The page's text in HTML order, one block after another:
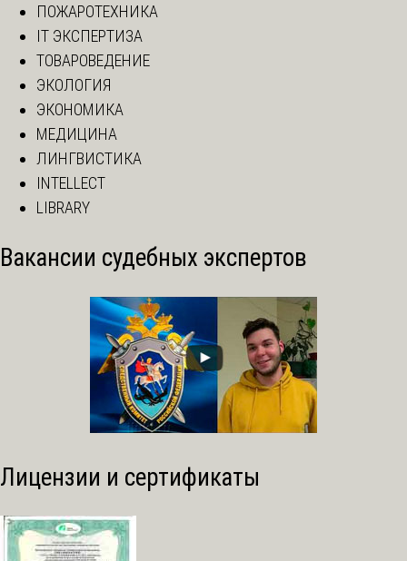
ПОЖАРОТЕХНИКА
IT ЭКСПЕРТИЗА
ТОВАРОВЕДЕНИЕ
ЭКОЛОГИЯ
ЭКОНОМИКА
МЕДИЦИНА
ЛИНГВИСТИКА
INTELLECT
LIBRARY
Вакансии судебных экспертов
Лицензии и сертификаты